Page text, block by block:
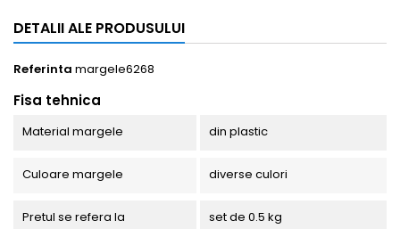
DETALII ALE PRODUSULUI
Referinta margele6268
Fisa tehnica
Material margele din plastic
Culoare margele diverse culori
Pretul se refera la set de 0.5 kg